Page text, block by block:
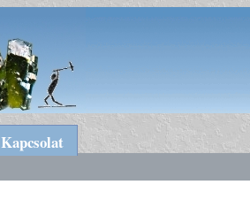
Kapcsolat